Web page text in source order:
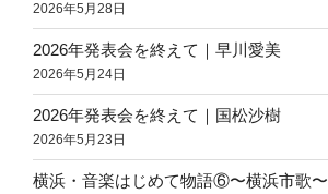
2026年5月28日
2026年発表会を終えて｜早川愛美
2026年5月24日
2026年発表会を終えて｜国松沙樹
2026年5月23日
横浜・音楽はじめて物語⑥〜横浜市歌〜